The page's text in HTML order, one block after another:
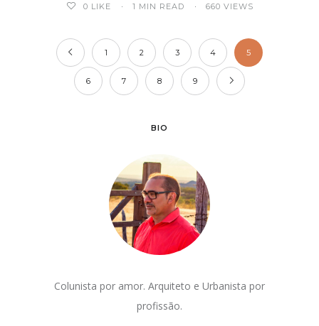
0 LIKE 1 MIN READ 660 VIEWS
1 2 3 4 5
6 7 8 9
BIO
Colunista por amor. Arquiteto e Urbanista por
profissão.